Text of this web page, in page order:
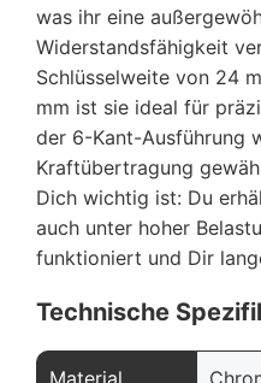
was ihr eine
Widerstandsfähigkeit
Schlüsselweite von 24
mm ist sie ideal für
der 6-Kant-Ausführung
Kraftübertragung
Dich wichtig ist: Du
auch unter hoher
funktioniert und Dir
Technische
Material